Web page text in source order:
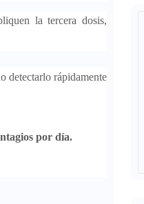
la tercera dosis,
detectarlo rápidamente
por día.